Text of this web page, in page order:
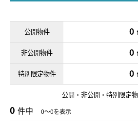
公開物件 0
非公開物件 0
特別限定物件 0
公開・非公開・特別限定
0 件中 0～0を表示